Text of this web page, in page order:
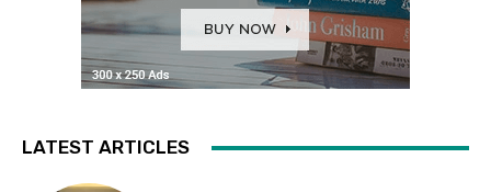
LATEST ARTICLES